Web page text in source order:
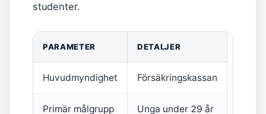
studenter.
PARAMETER DETALJER
Huvudmyndighet Försäkringskassan
Primär målgrupp Unga under 29 år